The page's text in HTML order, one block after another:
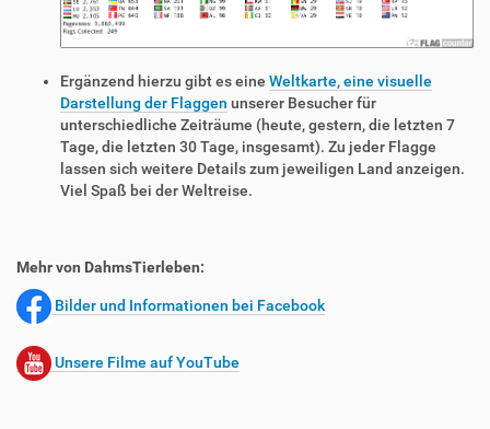
Ergänzend hierzu gibt es eine Weltkarte, eine visuelle
Darstellung der Flaggen unserer Besucher für
unterschiedliche Zeiträume (heute, gestern, die letzten 7
Tage, die letzten 30 Tage, insgesamt). Zu jeder Flagge
lassen sich weitere Details zum jeweiligen Land anzeigen.
Viel Spaß bei der Weltreise.
Mehr von DahmsTierleben:
Bilder und Informationen bei Facebook
Unsere Filme auf YouTube